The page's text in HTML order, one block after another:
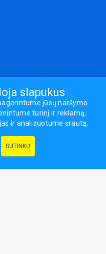
- erasportas.lt © 2026
slapukus
jūsų naršymo
turinį ir reklamą,
ir analizuotume srautą.
SUTINKU